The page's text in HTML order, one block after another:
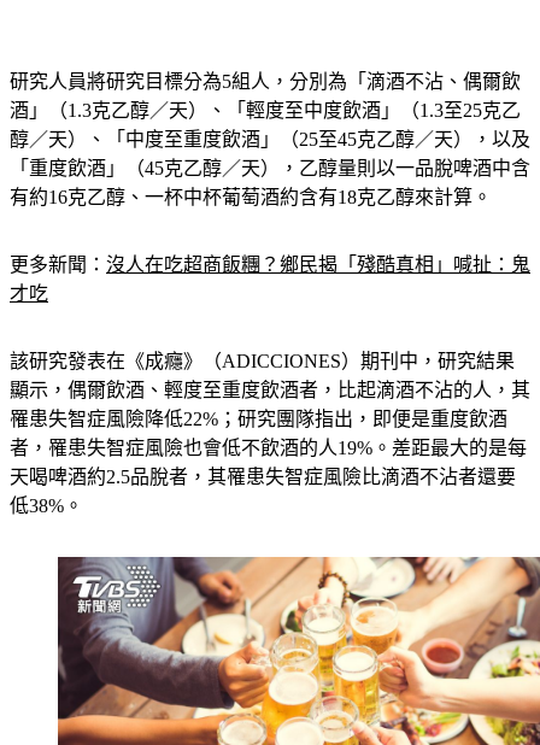
研究人員將研究目標分為5組人，分別為「滴酒不沾、偶爾飲
酒」（1.3克乙醇／天）、「輕度至中度飲酒」（1.3至25克乙
醇／天）、「中度至重度飲酒」（25至45克乙醇／天），以及
「重度飲酒」（45克乙醇／天），乙醇量則以一品脫啤酒中含
有約16克乙醇、一杯中杯葡萄酒約含有18克乙醇來計算。
更多新聞： 沒人在吃超商飯糰？鄉民揭「殘酷真相」喊扯：鬼
才吃
該研究發表在《成癮》（ADICCIONES）期刊中，研究結果
顯示，偶爾飲酒、輕度至重度飲酒者，比起滴酒不沾的人，其
罹患失智症風險降低22%；研究團隊指出，即便是重度飲酒
者，罹患失智症風險也會低不飲酒的人19%。差距最大的是每
天喝啤酒約2.5品脫者，其罹患失智症風險比滴酒不沾者還要
低38%。